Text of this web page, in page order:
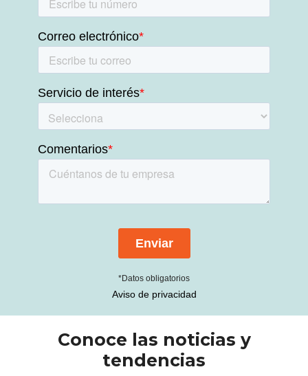
*Datos obligatorios
Aviso de privacidad
Conoce las noticias y
tendencias